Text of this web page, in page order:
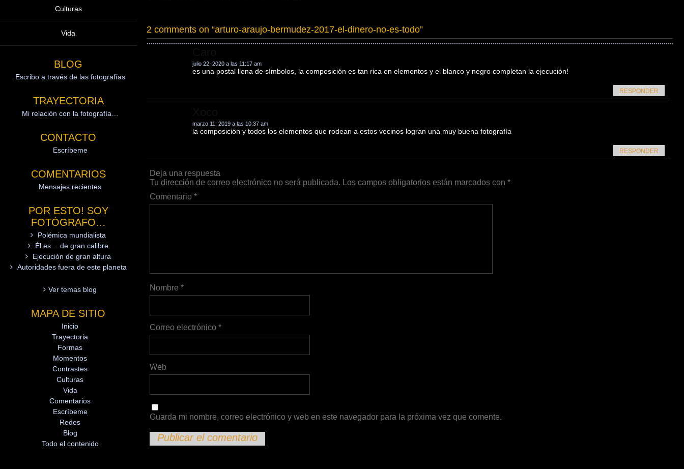
Culturas
Vida
BLOG
Escribo a través de las fotografías
TRAYECTORIA
Mi relación con la fotografía…
CONTACTO
Escríbeme
COMENTARIOS
Mensajes recientes
POR ESTO! SOY
FOTÓGRAFO…
Polémica mundialista
Él es… de gran calibre
Ejecución de gran altura
Autoridades fuera de este planeta
Ver temas blog
MAPA DE SITIO
Inicio
Trayectoria
Formas
Momentos
Contrastes
Culturas
Vida
Comentarios
Escríbeme
Redes
Blog
Todo el contenido
2 comments on “arturo-araujo-bermudez-2017-el-dinero-no-es-todo”
julio 22, 2020 a las 11:17 am
es una postal llena de símbolos, la composición es tan rica en elementos y el blanco y negro completan la ejecución!
RESPONDER
marzo 11, 2019 a las 10:37 am
la composición y todos los elementos que rodean a estos vecinos logran una muy buena fotografía
RESPONDER
Deja una respuesta
Tu dirección de correo electrónico no será publicada. Los campos obligatorios están marcados con*
Comentario*
Nombre*
Correo electrónico*
Web
Guarda mi nombre, correo electrónico y web en este navegador para la próxima vez que comente.